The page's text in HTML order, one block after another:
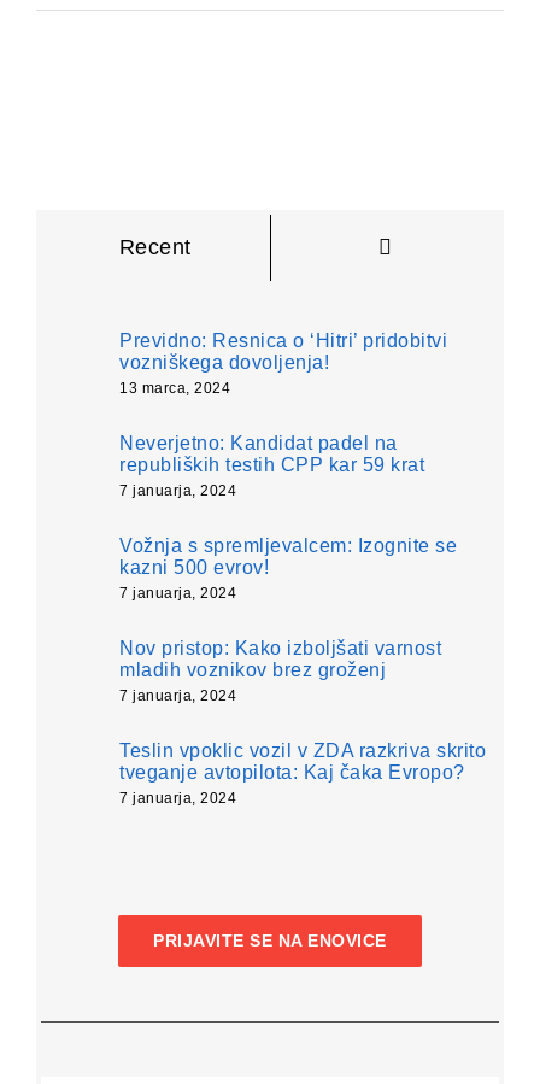
Recent
Previdno: Resnica o ‘Hitri’ pridobitvi
vozniškega dovoljenja!
13 marca, 2024
Neverjetno: Kandidat padel na
republiških testih CPP kar 59 krat
7 januarja, 2024
Vožnja s spremljevalcem: Izognite se
kazni 500 evrov!
7 januarja, 2024
Nov pristop: Kako izboljšati varnost
mladih voznikov brez groženj
7 januarja, 2024
Teslin vpoklic vozil v ZDA razkriva skrito
tveganje avtopilota: Kaj čaka Evropo?
7 januarja, 2024
PRIJAVITE SE NA ENOVICE